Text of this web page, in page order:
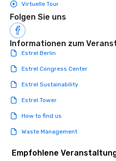
Virtuelle Tour
Folgen Sie uns
Informationen zum
Estrel Berlin
Estrel Congress Center
Estrel Sustainability
Estrel Tower
How to find us
Waste Management
Empfohlene